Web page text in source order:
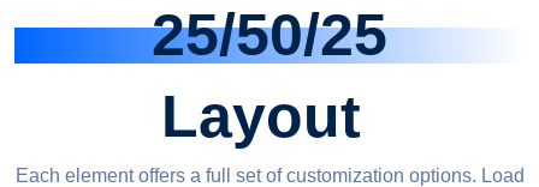
25/50/25
Layout
Each element offers a full set of customization options. Load